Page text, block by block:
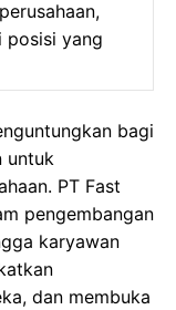
posisi yang
bagi
untuk
PT Fast
pengembangan
karyawan
dan membuka